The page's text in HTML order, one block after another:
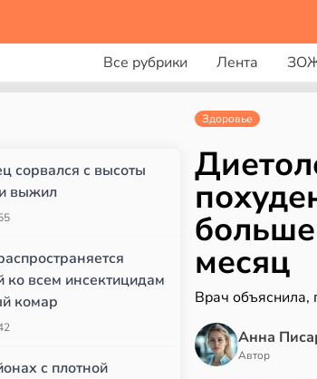
Все рубрики Лента
сорвался с высоты
выжил
ко всем инсектицидам
комар
с плотной
Здоровье
месяц
Врач объяснила,
Анна
Автор